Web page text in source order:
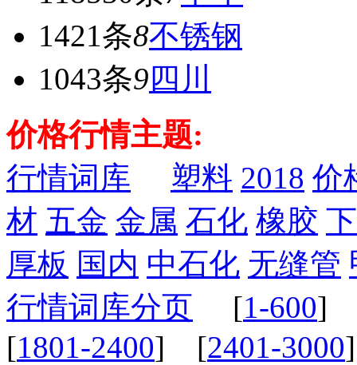
1421条8不锈钢
1043条9四川
价格行情主题:
行情词库
塑料 2018 价
材 五金 金属 石化 橡胶
厚板 国内 中石化 无缝管
行情词库分页 [1-600]
[1801-2400] [2401-3000